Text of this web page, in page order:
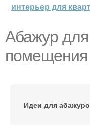
интерьер для
Абажур для
помещения
Идеи для